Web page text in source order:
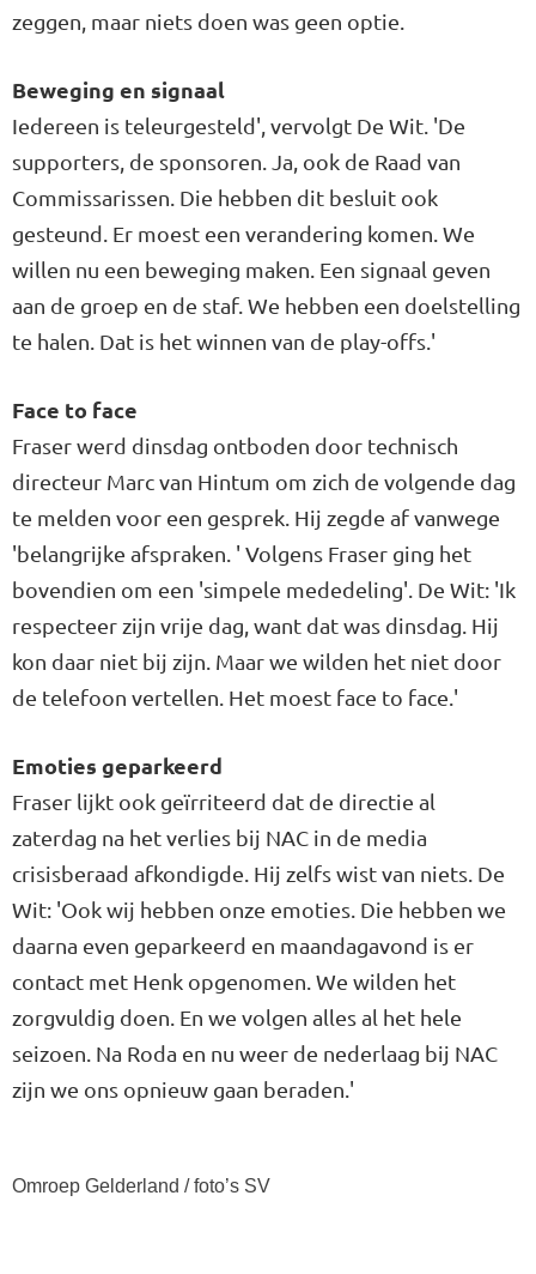
zeggen, maar niets doen was geen optie.
Beweging en signaal
Iedereen is teleurgesteld', vervolgt De Wit. 'De
supporters, de sponsoren. Ja, ook de Raad van
Commissarissen. Die hebben dit besluit ook
gesteund. Er moest een verandering komen. We
willen nu een beweging maken. Een signaal geven
aan de groep en de staf. We hebben een doelstelling
te halen. Dat is het winnen van de play-offs.'
Face to face
Fraser werd dinsdag ontboden door technisch
directeur Marc van Hintum om zich de volgende dag
te melden voor een gesprek. Hij zegde af vanwege
'belangrijke afspraken. ' Volgens Fraser ging het
bovendien om een 'simpele mededeling'. De Wit: 'Ik
respecteer zijn vrije dag, want dat was dinsdag. Hij
kon daar niet bij zijn. Maar we wilden het niet door
de telefoon vertellen. Het moest face to face.'
Emoties geparkeerd
Fraser lijkt ook geïrriteerd dat de directie al
zaterdag na het verlies bij NAC in de media
crisisberaad afkondigde. Hij zelfs wist van niets. De
Wit: 'Ook wij hebben onze emoties. Die hebben we
daarna even geparkeerd en maandagavond is er
contact met Henk opgenomen. We wilden het
zorgvuldig doen. En we volgen alles al het hele
seizoen. Na Roda en nu weer de nederlaag bij NAC
zijn we ons opnieuw gaan beraden.'
Omroep Gelderland / foto’s SV